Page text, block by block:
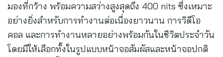
มองที่กว้าง พร้อมความสว่างสูงสุดถึง 400 nits ซึ่งเหมาะ
อย่างยิ่งสำหรับการทำงานต่อเนื่องยาวนาน การวิดีโอ
คอล และการทำงานหลายอย่างพร้อมกันในชีวิตประจำวัน
โดยมีให้เลือกทั้งในรูปแบบหน้าจอสัมผัสและหน้าจอปกติ